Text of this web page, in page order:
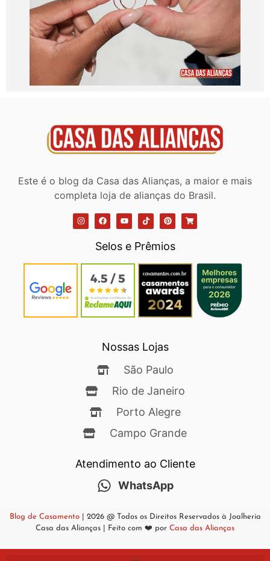
Este é o blog da Casa das Alianças, a maior e mais
completa loja de alianças do Brasil.
Selos e Prêmios
Nossas Lojas
São Paulo
Rio de Janeiro
Porto Alegre
Campo Grande
Atendimento ao Cliente
WhatsApp
Blog de Casamento| 2026 @ Todos os Direitos Reservados à Joalheria
Casa das Alianças | Feito com ❤️ por Casa das Alianças